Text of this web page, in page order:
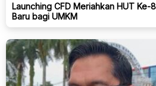
Launching CFD Meriahkan HUT Ke-
Baru bagi UMKM